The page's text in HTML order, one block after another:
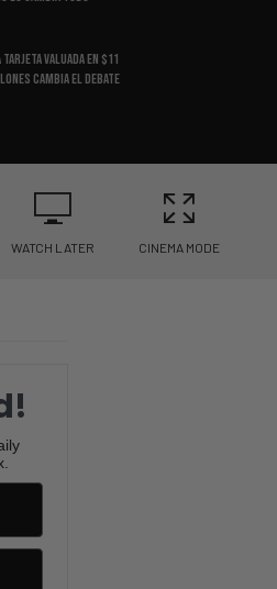
Tarjeta Valuada en $11
Cambia el Debate
Más Polémico
Expone a Newsom! Lo Que
Sorprende a
tarjeta de béisbol que vale
fue encontrada
WATCH LATER CINEMA MODE